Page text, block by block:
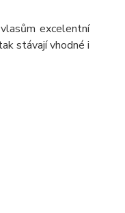
excelentní
stávají vhodné i